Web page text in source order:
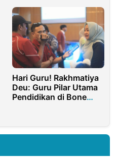
Hari Guru! Rakhmatiya
Deu: Guru Pilar Utama
Pendidikan di Bone